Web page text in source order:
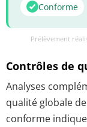
Conforme
Prélèvement
Contrôles de
Analyses
qualité globale
conforme